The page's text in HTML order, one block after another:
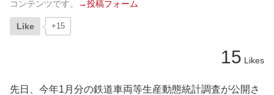
コンテンツです。
→投稿フォーム
Like +15
15 Likes
先日、今年1月分の鉄道車両等生産動態統計調査が公開さ